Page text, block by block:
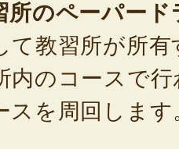
所のペーパー
て教習所が所
内のコースで
スを周回します